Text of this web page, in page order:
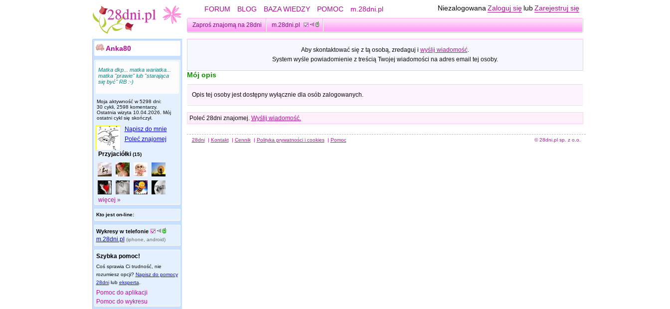
FORUM BLOG BAZA WIEDZY POMOC m.28dni.pl Niezalogowana Zaloguj się lub Zarejestruj się
Zaproś znajomą na 28dni m.28dni.pl
Anka80
Matka dkp... matka wariatka...
matka "prawie" lub "starająca
się być" RB :-)
Moja aktywność w 5298 dni:
30 cykli, 2598 komentarzy.
Ostatnia wizyta 10.04.2026 . Mój
ostatni cykl się skończył.
Napisz do mnie
Poleć znajomej
Przyjaciółki (15)
więcej »
Kto jest on-line:
Wykresy w telefonie
m.28dni.pl (iphone, android)
Szybka pomoc!
Coś sprawia Ci trudność, nie
rozumiesz opcji? Napisz do pomocy
28dnilub eksperta
Pomoc do aplikacji
Pomoc do wykresu
Aby skontaktować się z tą osobą, zredaguj i wyślij wiadomość.
System wyśle powiadomienie z treścią Twojej wiadomości na adres email tej osoby.
Mój opis
Opis tej osoby jest dostępny wyłącznie dla osób zalogowanych.
Poleć 28dni znajomej. Wyślij wiadomość.
28dni | Kontakt | Cennik | Polityka prywatności i cookies | Pomoc © 28dni.pl sp. z o.o.